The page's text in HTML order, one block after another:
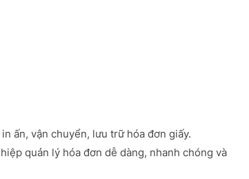
ấn, vận chuyển, lưu trữ hóa đơn giấy.
quản lý hóa đơn dễ dàng, nhanh chóng và